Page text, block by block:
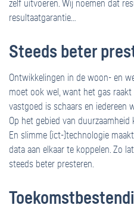
zelf uitvoeren. Wij noemen dat
resultaatgarantie…
Steeds beter
Ontwikkelingen in de woon- en
moet ook wel, want het gas raakt
vastgoed is schaars en iedereen
Op het gebied van
En slimme (ict-)technologie
data aan elkaar te koppelen. Zo
steeds beter presteren.